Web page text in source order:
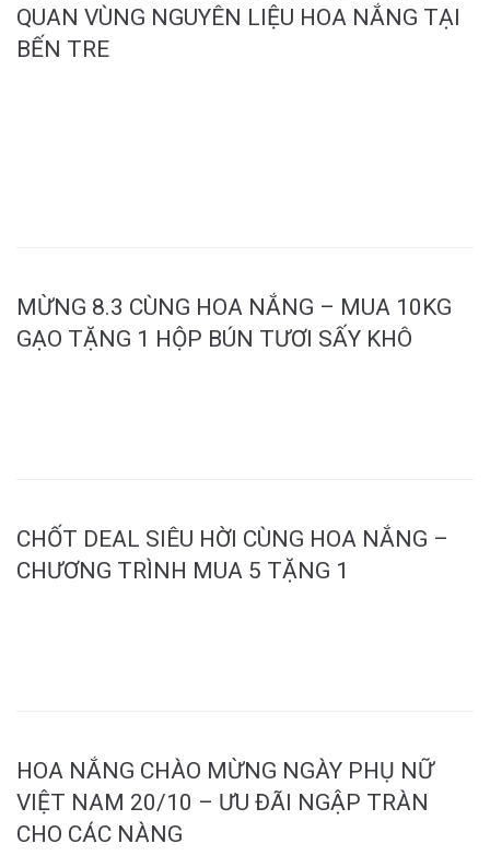
QUAN VÙNG NGUYÊN LIỆU HOA NẮNG TẠI
BẾN TRE
MỪNG 8.3 CÙNG HOA NẮNG – MUA 10KG
GẠO TẶNG 1 HỘP BÚN TƯƠI SẤY KHÔ
CHỐT DEAL SIÊU HỜI CÙNG HOA NẮNG –
CHƯƠNG TRÌNH MUA 5 TẶNG 1
HOA NẮNG CHÀO MỪNG NGÀY PHỤ NỮ
VIỆT NAM 20/10 – ƯU ĐÃI NGẬP TRÀN
CHO CÁC NÀNG